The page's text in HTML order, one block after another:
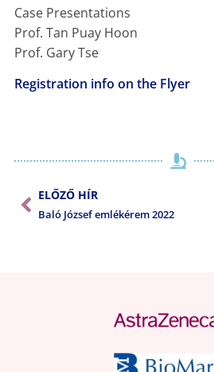
Case Presentations
Prof. Tan Puay Hoon
Prof. Gary Tse
Registration info on the Flyer
ELŐZŐ HÍR
Baló József emlékérem 2022